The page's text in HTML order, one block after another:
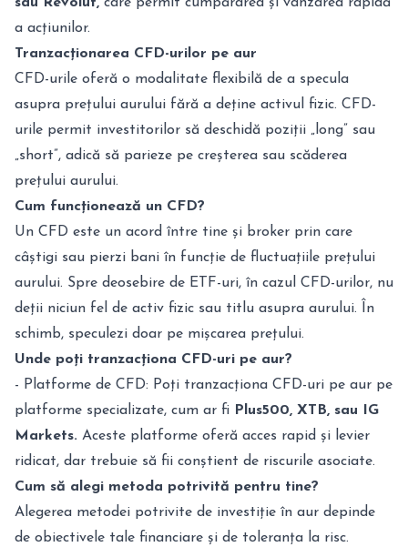
a acțiunilor.
Tranzacționarea CFD-urilor pe aur
CFD-urile oferă o modalitate flexibilă de a specula
asupra prețului aurului fără a deține activul fizic. CFD-
urile permit investitorilor să deschidă poziții „long” sau
„short”, adică să parieze pe creșterea sau scăderea
prețului aurului.
Cum funcționează un CFD?
Un CFD este un acord între tine și broker prin care
câștigi sau pierzi bani în funcție de fluctuațiile prețului
aurului. Spre deosebire de ETF-uri, în cazul CFD-urilor, nu
deții niciun fel de activ fizic sau titlu asupra aurului. În
schimb, speculezi doar pe mișcarea prețului.
Unde poți tranzacționa CFD-uri pe aur?
- Platforme de CFD: Poți tranzacționa CFD-uri pe aur pe
platforme specializate, cum ar fi Plus500, XTB, sau IG
Markets. Aceste platforme oferă acces rapid și levier
ridicat, dar trebuie să fii conștient de riscurile asociate.
Cum să alegi metoda potrivită pentru tine?
Alegerea metodei potrivite de investiție în aur depinde
de obiectivele tale financiare și de toleranța la risc.